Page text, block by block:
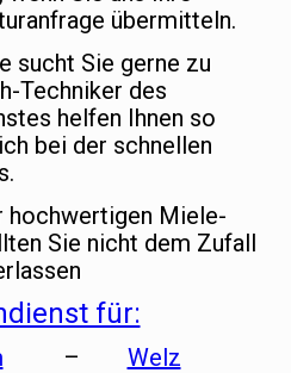
übermitteln.
sucht Sie gerne zu
Techniker des
helfen Ihnen so
bei der schnellen
hochwertigen Miele-
Sie nicht dem Zufall
für:
– Welz